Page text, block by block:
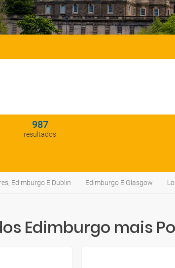
987
resultados
Edimburgo E Dublin Edimburgo E Glasgow
Edimburgo mais